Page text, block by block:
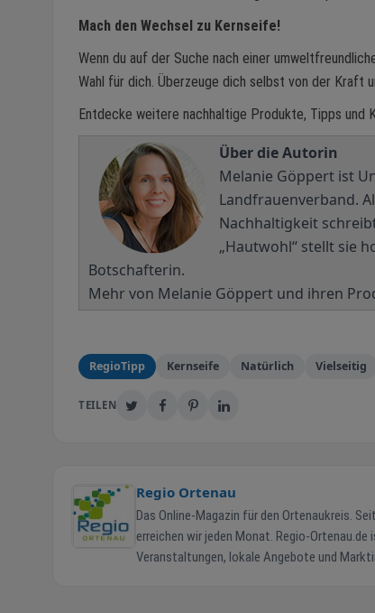
Mach den Wechsel zu Kernseife!
Wenn du auf der Suche nach einer
Wahl für dich. Überzeuge dich selbst von der Kraft
Entdecke weitere nachhaltige Produkte, Tipps
Über die Autorin
Melanie Göppert ist
Landfrauenverband.
Nachhaltigkeit
„Hautwohl“ stellt sie
Botschafterin.
Mehr von Melanie Göppert und ihren
RegioTipp Kernseife Natürlich Vielseitig
TEILEN
Regio Ortenau
Das Online-Magazin für den Ortenaukreis. Seit 2006 verbinden wir Menschen, Unternehmen und die Region. Über 180.000 Ortenauer
erreichen wir jeden Monat. Regio-Ortenau.de ist das zentrale Online-Magazin für den Ortenaukreis. Bürger finden hier aktuelle Termine,
Veranstaltungen, lokale Angebote und